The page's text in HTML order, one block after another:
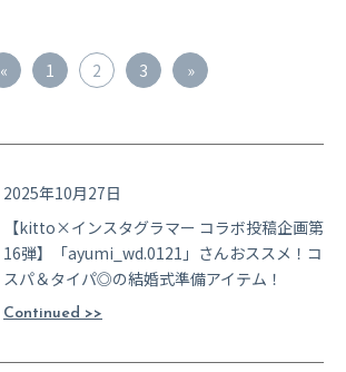
« 1 2 3 »
2025年10月27日
【kitto×インスタグラマー コラボ投稿企画第
16弾】「ayumi_wd.0121」さんおススメ！コ
スパ＆タイパ◎の結婚式準備アイテム！
Continued >>